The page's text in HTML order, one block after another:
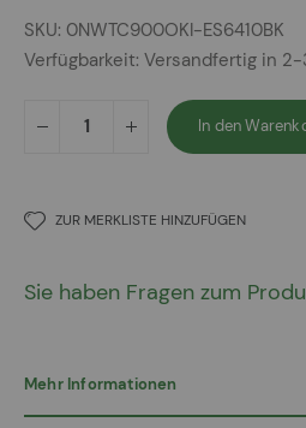
SKU 0NWTC900OKI-ES6410BK
Verfügbarkeit: Versandfertig in
In den
ZUR MERKLISTE HINZUFÜGEN
Sie haben Fragen zum
Mehr Informationen